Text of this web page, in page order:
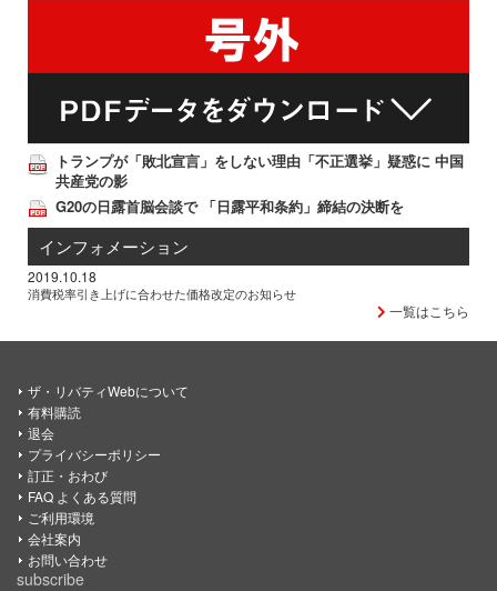
トランプが「敗北宣言」をしない理由「不正選挙」疑惑に 中国
共産党の影
G20の日露首脳会談で 「日露平和条約」締結の決断を
インフォメーション
2019.10.18
消費税率引き上げに合わせた価格改定のお知らせ
一覧はこちら
ザ・リバティWebについて
有料購読
退会
プライバシーポリシー
訂正・おわび
FAQ よくある質問
ご利用環境
会社案内
お問い合わせ
subscribe